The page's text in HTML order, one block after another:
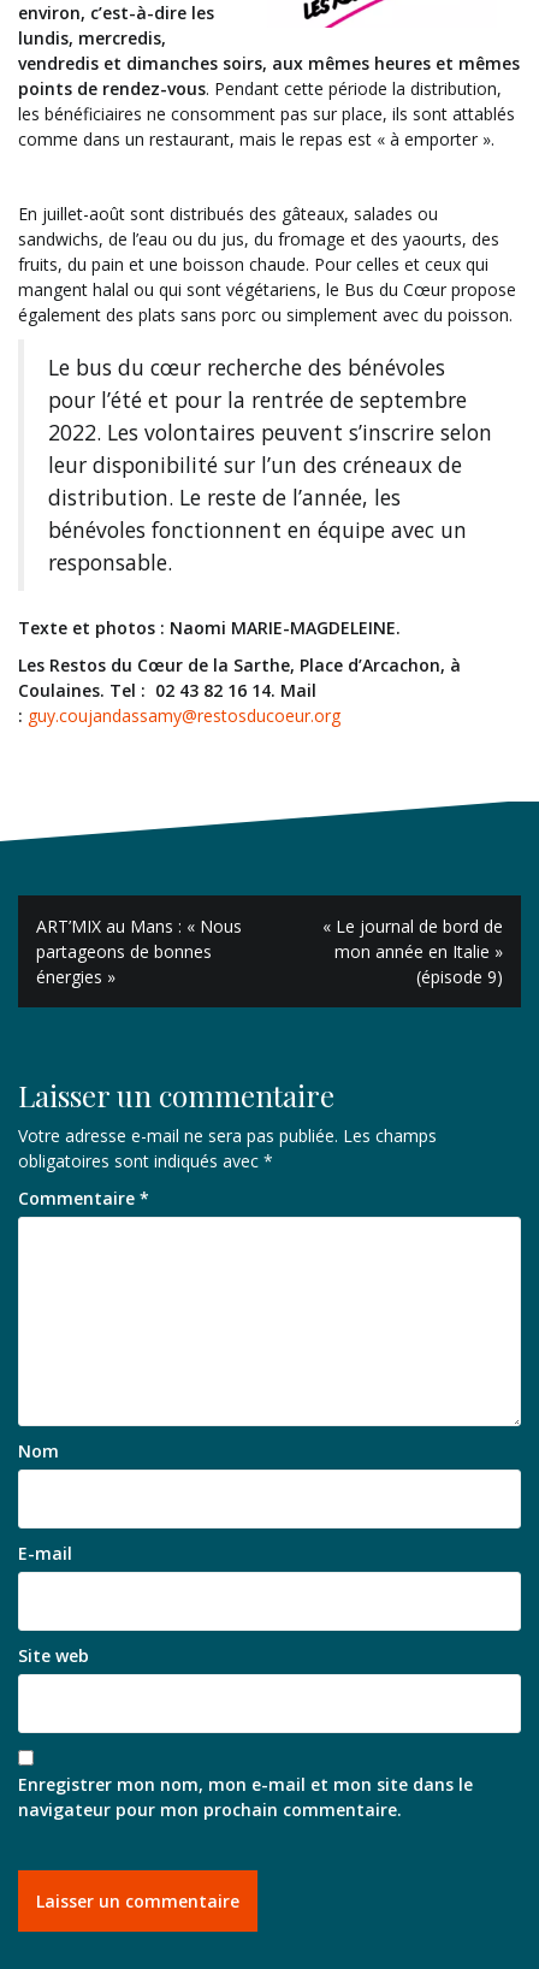
environ, c’est-à-dire les
lundis, mercredis,
vendredis et dimanches soirs, aux mêmes heures et mêmes
points de rendez-vous. Pendant cette période la distribution,
les bénéficiaires ne consomment pas sur place, ils sont attablés
comme dans un restaurant, mais le repas est « à emporter ».
En juillet-août sont distribués des gâteaux, salades ou
sandwichs, de l’eau ou du jus, du fromage et des yaourts, des
fruits, du pain et une boisson chaude. Pour celles et ceux qui
mangent halal ou qui sont végétariens, le Bus du Cœur propose
également des plats sans porc ou simplement avec du poisson.
Le bus du cœur recherche des bénévoles
pour l’été et pour la rentrée de septembre
2022. Les volontaires peuvent s’inscrire selon
leur disponibilité sur l’un des créneaux de
distribution. Le reste de l’année, les
bénévoles fonctionnent en équipe avec un
responsable.
Texte et photos : Naomi MARIE-MAGDELEINE.
Les Restos du Cœur de la Sarthe, Place d’Arcachon, à
Coulaines. Tel : 02 43 82 16 14. Mail
: guy.coujandassamy@restosducoeur.org
Navigation
de
l’article
ART’MIX au Mans : « Nous
partageons de bonnes
énergies »
« Le journal de bord de
mon année en Italie »
(épisode 9)
Laisser un commentaire
Votre adresse e-mail ne sera pas publiée. Les champs
obligatoires sont indiqués avec *
Commentaire *
Nom
E-mail
Site web
Enregistrer mon nom, mon e-mail et mon site dans le
navigateur pour mon prochain commentaire.